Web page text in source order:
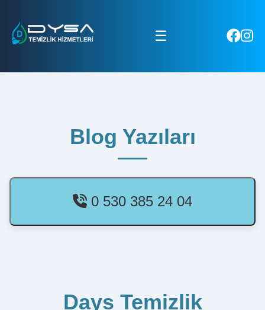
☰
Blog Yazıları
0 530 385 24 04
Days Temizlik